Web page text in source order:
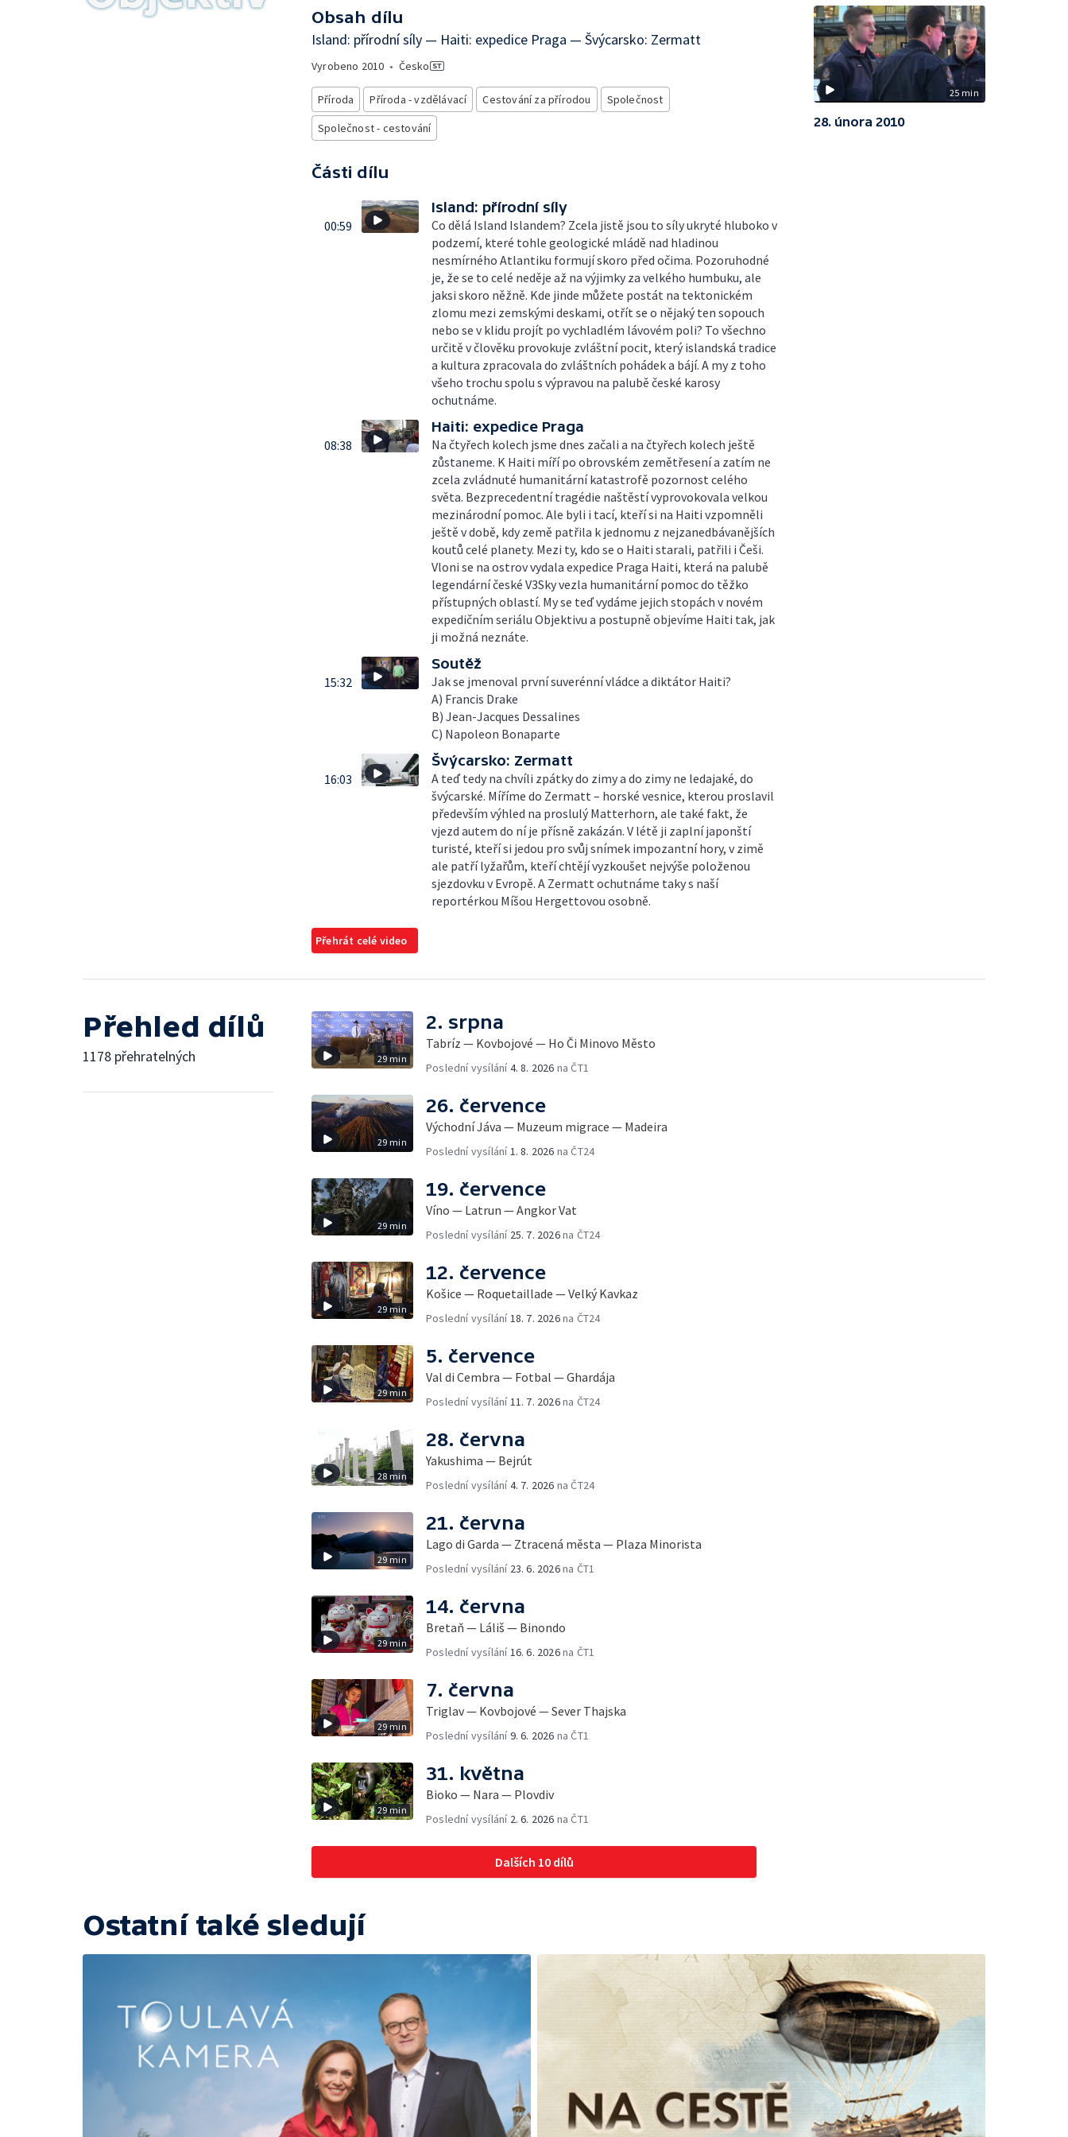
Obsah dílu
Island: přírodní síly — Haiti: expedice Praga — Švýcarsko: Zermatt
Vyrobeno 2010 • Česko
Příroda Příroda - vzdělávací Cestování za přírodou
Společnost
Společnost - cestování
Části dílu
00:59
Island: přírodní síly
Co dělá Island Islandem? Zcela jistě jsou to síly ukryté hluboko v
podzemí, které tohle geologické mládě nad hladinou
nesmírného Atlantiku formují skoro před očima. Pozoruhodné
je, že se to celé neděje až na výjimky za velkého humbuku, ale
jaksi skoro něžně. Kde jinde můžete postát na tektonickém
zlomu mezi zemskými deskami, otřít se o nějaký ten sopouch
nebo se v klidu projít po vychladlém lávovém poli? To všechno
určitě v člověku provokuje zvláštní pocit, který islandská tradice
a kultura zpracovala do zvláštních pohádek a bájí. A my z toho
všeho trochu spolu s výpravou na palubě české karosy
ochutnáme.
08:38
Haiti: expedice Praga
Na čtyřech kolech jsme dnes začali a na čtyřech kolech ještě
zůstaneme. K Haiti míří po obrovském zemětřesení a zatím ne
zcela zvládnuté humanitární katastrofě pozornost celého
světa. Bezprecedentní tragédie naštěstí vyprovokovala velkou
mezinárodní pomoc. Ale byli i tací, kteří si na Haiti vzpomněli
ještě v době, kdy země patřila k jednomu z nejzanedbávanějších
koutů celé planety. Mezi ty, kdo se o Haiti starali, patřili i Češi.
Vloni se na ostrov vydala expedice Praga Haiti, která na palubě
legendární české V3Sky vezla humanitární pomoc do těžko
přístupných oblastí. My se teď vydáme jejich stopách v novém
expedičním seriálu Objektivu a postupně objevíme Haiti tak, jak
ji možná neznáte.
15:32
Soutěž
Jak se jmenoval první suverénní vládce a diktátor Haiti?
A) Francis Drake
B) Jean-Jacques Dessalines
C) Napoleon Bonaparte
16:03
Švýcarsko: Zermatt
A teď tedy na chvíli zpátky do zimy a do zimy ne ledajaké, do
švýcarské. Míříme do Zermatt – horské vesnice, kterou proslavil
především výhled na proslulý Matterhorn, ale také fakt, že
vjezd autem do ní je přísně zakázán. V létě ji zaplní japonští
turisté, kteří si jedou pro svůj snímek impozantní hory, v zimě
ale patří lyžařům, kteří chtějí vyzkoušet nejvýše položenou
sjezdovku v Evropě. A Zermatt ochutnáme taky s naší
reportérkou Míšou Hergettovou osobně.
Přehrát celé video
25 min
28. února 2010
Přehled dílů
1178 přehratelných 29 min
2. srpna
Tabríz — Kovbojové — Ho Či Minovo Město
Poslední vysílání4. 8. 2026 na ČT1
29 min
26. července
Východní Jáva — Muzeum migrace — Madeira
Poslední vysílání1. 8. 2026 na ČT24
29 min
19. července
Víno — Latrun — Angkor Vat
Poslední vysílání 25. 7. 2026na ČT24
29 min
12. července
Košice — Roquetaillade — Velký Kavkaz
Poslední vysílání18. 7. 2026na ČT24
29 min
5. července
Val di Cembra — Fotbal — Ghardája
Poslední vysílání11. 7. 2026na ČT24
28 min
28. června
Yakushima — Bejrút
Poslední vysílání4. 7. 2026 na ČT24
29 min
21. června
Lago di Garda — Ztracená města — Plaza Minorista
Poslední vysílání 23. 6. 2026na ČT1
29 min
14. června
Bretaň — Láliš — Binondo
Poslední vysílání16. 6. 2026na ČT1
29 min
7. června
Triglav — Kovbojové — Sever Thajska
Poslední vysílání9. 6. 2026 na ČT1
29 min
31. května
Bioko — Nara — Plovdiv
Poslední vysílání 2. 6. 2026 na ČT1
Dalších 10 dílů
Ostatní také sledují